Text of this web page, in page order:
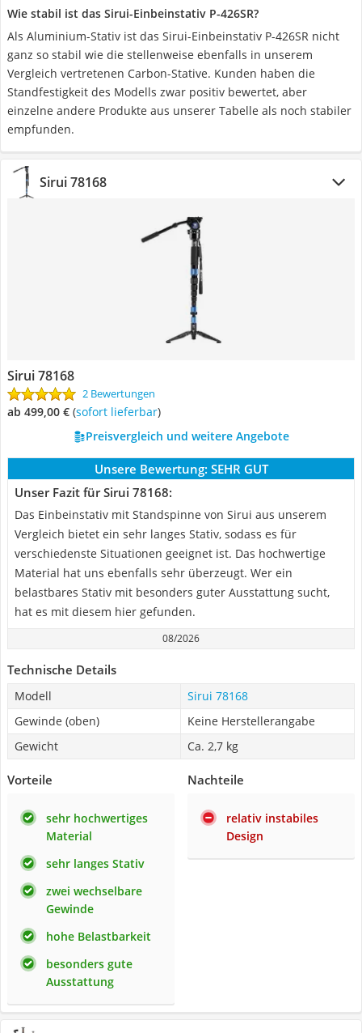
Wie stabil ist das Sirui-Einbeinstativ P-426SR?
Als Aluminium-Stativ ist das Sirui-Einbeinstativ P-426SR nicht
ganz so stabil wie die stellenweise ebenfalls in unserem
Vergleich vertretenen Carbon-Stative. Kunden haben die
Standfestigkeit des Modells zwar positiv bewertet, aber
einzelne andere Produkte aus unserer Tabelle als noch stabiler
empfunden.
Sirui 78168
Sirui 78168
2 Bewertungen
ab 499,00 € ( Sofort lieferbar)
Preisvergleich und weitere Angebote
Unsere Bewertung: SEHR GUT
Unser Fazit für Sirui 78168:
Das Einbeinstativ mit Standspinne von Sirui aus unserem
Vergleich bietet ein sehr langes Stativ, sodass es für
verschiedenste Situationen geeignet ist. Das hochwertige
Material hat uns ebenfalls sehr überzeugt. Wer ein
belastbares Stativ mit besonders guter Ausstattung sucht,
hat es mit diesem hier gefunden.
08/2026
Technische Details
Modell
Sirui 78168
Gewinde (oben)
Keine Herstellerangabe
Gewicht
Ca. 2,7 kg
Vorteile
sehr hochwertiges
Material
sehr langes Stativ
zwei wechselbare
Gewinde
hohe Belastbarkeit
besonders gute
Ausstattung
Nachteile
relativ instabiles
Design